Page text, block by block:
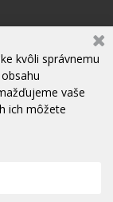
kvôli správnemu
vaše
ich môžete